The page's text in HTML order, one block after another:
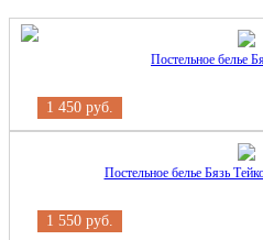
Постельное белье
1 450 руб.
Постельное белье Бязь
1 550 руб.